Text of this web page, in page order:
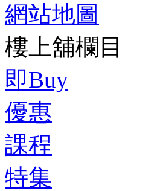
網站地圖
樓上舖欄目
即Buy
優惠
課程
特集